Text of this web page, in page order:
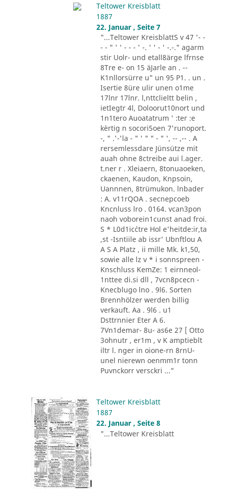
Teltower Kreisblatt
1887
22. Januar , Seite 7
"...Teltower KreisblattS v 47 '- -
- - " ' ' - - - ' -. ' ' - ' -.-." agarm
stir Uolr- und etall8ärge lfrnse
8Tre e- on 15 äJarle an . --
K1nllorsürre u" un 95 P1. . un .
Isertie 8üre ulir unen o1me
17lnr 17lnr. l,nttclieltt belin ,
ietIegtr 4l, Doloorut10nort und
1n1tero Auoatatrum ' :ter :e
kèrtig n socori5oen 7'runoport.
-, " .'-'la - " ' " " - " ', -- ,-- . A
rersemlessdare Jünsütze mit
auah ohne 8ctreibe aui l.ager.
t.ner r . Xleiaern, 8tonuaoeken,
ckaenen, Kaudon, Knpsoin,
Uannnen, 8trümukon. lnbader
: A. v11rQOA . secnepcoeb
Kncnluss lro . 0164. vcan3pon
naoh voborein1cunst anad froi.
S * L0d1ic´ctre Hol e'heitde:ir,ta
,st -Isntiile ab issr' Ubnftlou A
A S A Platz , ii mille Mk. k1,50,
sowie alle lz v * i sonnspreen -
Knschluss KemZe: 1 eirnneol-
1nttee di.si dll , 7vcn8pcecn -
Knecblugo lno . 9l6. Sorten
Brennhölzer werden billig
verkauft. Aa . 9l6 . u1
Dsttrnnier Eter A 6.
7Vn1demar- 8u- as6e 27 [ Otto
3ohnutr , er1m , v K amptieblt
iltr l. nger in oione-rn 8rnU-
unel nierewn oenmm1r tonn
Puvnckorr versckri ..."
Teltower Kreisblatt
1887
22. Januar , Seite 8
"...Teltower Kreisblatt